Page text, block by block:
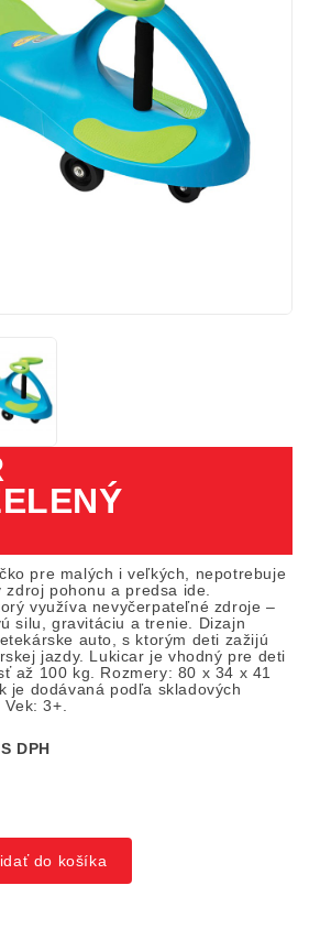
pre malých i veľkých, nepotrebuje
pohonu a predsa ide.
využíva nevyčerpateľné zdroje –
silu, gravitáciu a trenie. Dizajn
auto, s ktorým deti zažijú
jazdy. Lukicar je vhodný pre deti
až 100 kg. Rozmery: 80 x 34 x 41
je dodávaná podľa skladových
3+.
S DPH
do košíka